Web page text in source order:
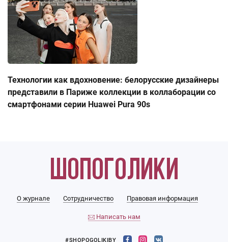
Технологии как вдохновение: белорусские дизайнеры
представили в Париже коллекции в коллаборации со
смартфонами серии Huawei Pura 90s
О журнале Сотрудничество Правовая информация
Написать нам
#SHOPOGOLIKIBY